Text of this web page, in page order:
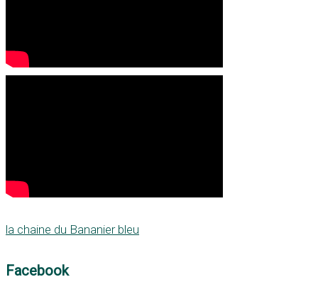
la chaine du Bananier bleu
Facebook